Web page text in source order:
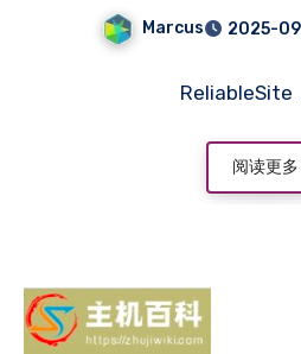
存/8TB NVMe
不限流量/
洛杉矶/纽约/迈
科
Marcus 2025-
ReliableSite
阅读更多